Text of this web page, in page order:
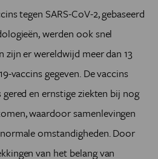
tegen SARS-CoV-2, gebaseerd
werden ook snel
zijn er wereldwijd meer dan 13
vaccins gegeven. De vaccins
en ernstige ziekten bij nog
waardoor samenlevingen
omstandigheden. Door
van het belang van